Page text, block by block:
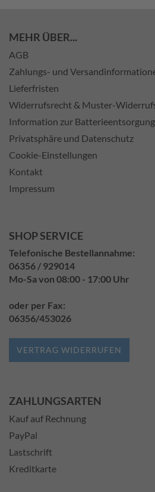
MEHR ÜBER...
AGB
Zahlungs- und
Lieferfristen
Widerrufsrecht & Muster-
Information zur Batterieentsorgung
Privatsphäre und Datenschutz
Cookie-Einstellungen
Kontakt
Impressum
SHOP SERVICE
Telefonische Bestellannahme:
06356 / 929014
Mo-Sa von 08:00 - 17:00 Uhr
oder per Fax:
06356/453026
VERTRAG WIDERRUFEN
ZAHLUNGSARTEN
Kauf auf Rechnung
PayPal
Lastschrift
Kreditkarte